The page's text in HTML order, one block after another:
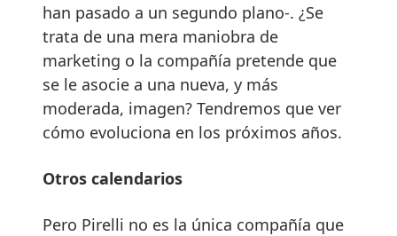
han pasado a un segundo plano-. ¿Se
trata de una mera maniobra de
marketing o la compañía pretende que
se le asocie a una nueva, y más
moderada, imagen? Tendremos que ver
cómo evoluciona en los próximos años.
Otros calendarios
Pero Pirelli no es la única compañía que